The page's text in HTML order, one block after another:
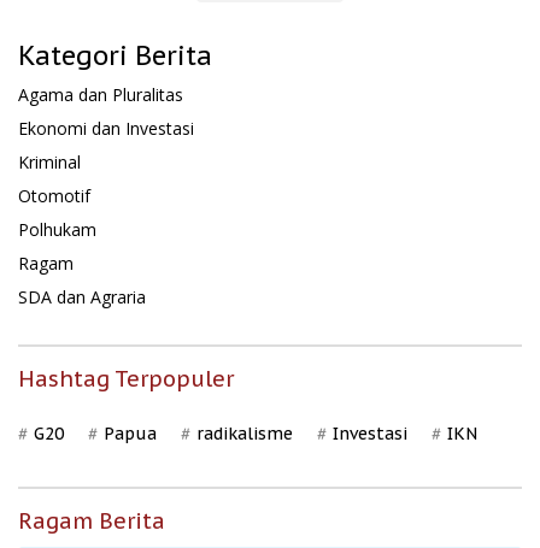
Kategori Berita
Agama dan Pluralitas
Ekonomi dan Investasi
Kriminal
Otomotif
Polhukam
Ragam
SDA dan Agraria
Hashtag Terpopuler
G20 Papua radikalisme Investasi IKN
Ragam Berita